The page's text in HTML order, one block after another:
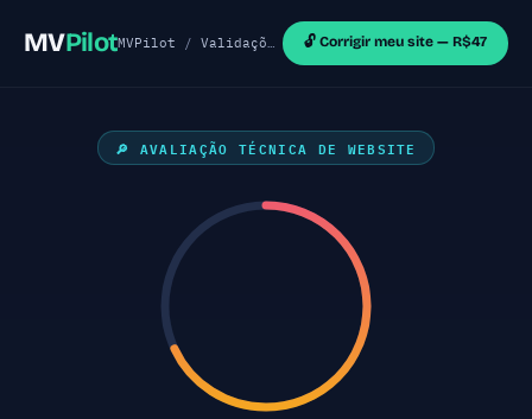
MVPilotMVPilot /Validações de MVP /Sites Outras
🔓 Corrigir meu site — R$47
🔎 AVALIAÇÃO TÉCNICA DE WEBSITE